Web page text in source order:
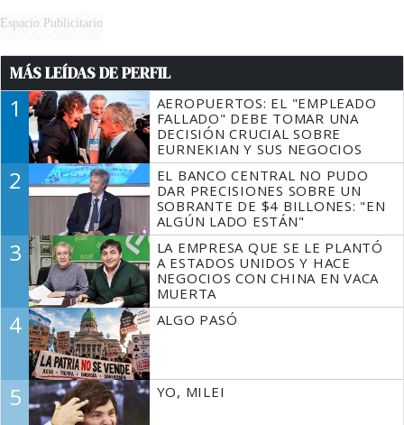
Espacio Publicitario
MÁS LEÍDAS DE PERFIL
1
AEROPUERTOS: EL "EMPLEADO
FALLADO" DEBE TOMAR UNA
DECISIÓN CRUCIAL SOBRE
EURNEKIAN Y SUS NEGOCIOS
2
EL BANCO CENTRAL NO PUDO
DAR PRECISIONES SOBRE UN
SOBRANTE DE $4 BILLONES: "EN
ALGÚN LADO ESTÁN"
3
LA EMPRESA QUE SE LE PLANTÓ
A ESTADOS UNIDOS Y HACE
NEGOCIOS CON CHINA EN VACA
MUERTA
4 ALGO PASÓ
5 YO, MILEI